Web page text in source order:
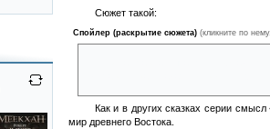
Сюжет такой:
Спойлер (раскрытие сюжета) (кликните по
Как и в других сказках серии
мир древнего Востока.